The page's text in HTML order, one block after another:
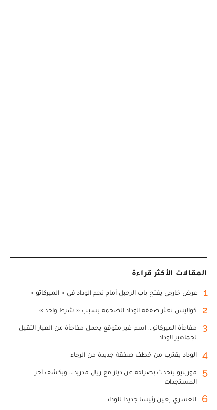
المقالات الأكثر قراءة
1 عرض خارجي يفتح باب الرحيل أمام نجم الوداد في « الميركاتو »
2 كواليس تعثر صفقة الوداد الضخمة بسبب « شرط واحد »
3
مفاجأة الميركاتو... اسم غير متوقع يحمل مفاجأة من العيار الثقيل
لجماهير الوداد
4 الوداد يقترب من خطف صفقة جديدة من الرجاء
5
مورينيو يتحدث بصراحة عن دياز مع ريال مدريد... ويكشف آخر
المستجدات
6 العسري يعين رئيسا جديدا للوداد